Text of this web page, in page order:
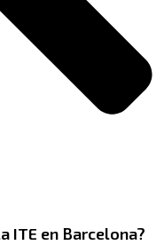
ITE en Barcelona?